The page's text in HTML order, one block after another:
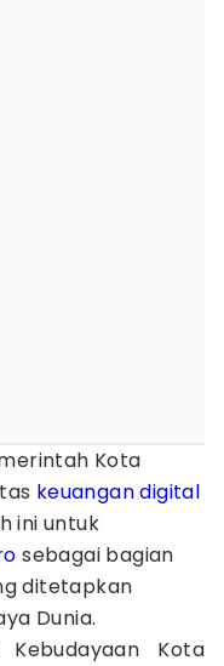
Kota
keuangan digital
ini untuk
sebagai bagian
ditetapkan
Dunia.
Kebudayaan Kota